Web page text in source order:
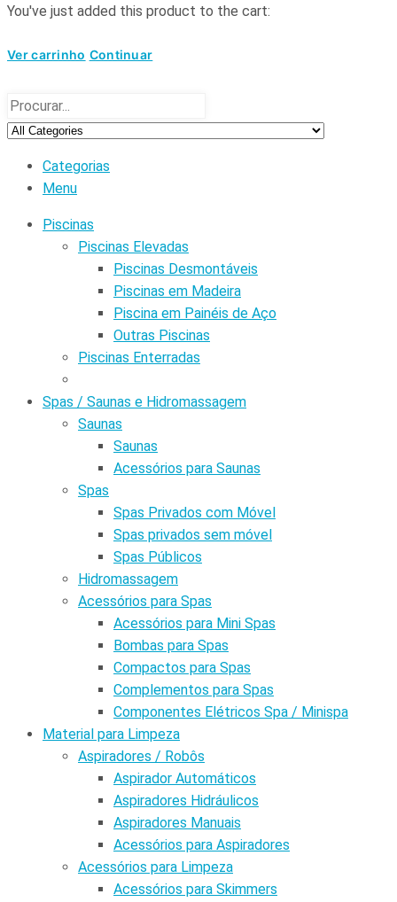
You've just added this product to the cart:
Ver carrinho Continuar
Categorias
Menu
Piscinas
Piscinas Elevadas
Piscinas Desmontáveis
Piscinas em Madeira
Piscina em Painéis de Aço
Outras Piscinas
Piscinas Enterradas
Spas / Saunas e Hidromassagem
Saunas
Saunas
Acessórios para Saunas
Spas
Spas Privados com Móvel
Spas privados sem móvel
Spas Públicos
Hidromassagem
Acessórios para Spas
Acessórios para Mini Spas
Bombas para Spas
Compactos para Spas
Complementos para Spas
Componentes Elétricos Spa / Minispa
Material para Limpeza
Aspiradores / Robôs
Aspirador Automáticos
Aspiradores Hidráulicos
Aspiradores Manuais
Acessórios para Aspiradores
Acessórios para Limpeza
Acessórios para Skimmers